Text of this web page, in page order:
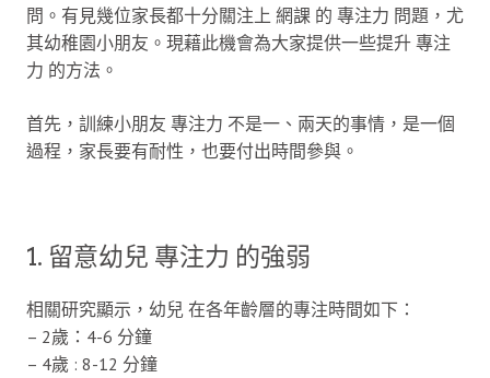
問。有見幾位家長都十分關注上 網課 的 專注力 問題，尤
其幼稚園小朋友。現藉此機會為大家提供一些提升 專注
力 的方法。
首先，訓練小朋友 專注力 不是一、兩天的事情，是一個
過程，家長要有耐性，也要付出時間參與。
1. 留意幼兒 專注力 的強弱
相關研究顯示，幼兒 在各年齡層的專注時間如下：
– 2歲：4-6 分鐘
– 4歲 : 8-12 分鐘